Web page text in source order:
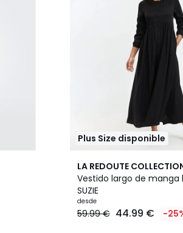
Plus Size disponible
LA REDOUTE
Vestido largo de manga
SUZIE
desde
59.99 € 44.99 € -
4,4
/ 5
3
Colores